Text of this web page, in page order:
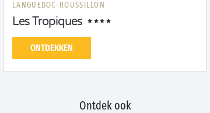
LANGUEDOC-ROUSSILLON
Les Tropiques
ONTDEKKEN
Ontdek ook